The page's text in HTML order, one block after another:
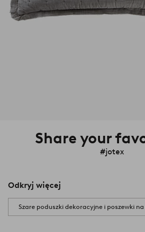
Share your
#jotex
Odkryj więcej
Szare poduszki dekoracyjne i poszewki